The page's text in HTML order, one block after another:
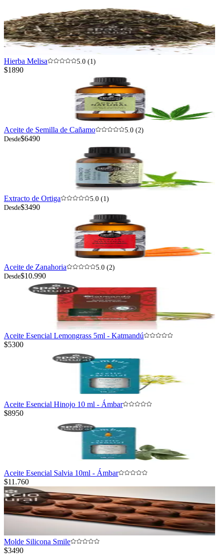
Hierba Melisa 5.0 (1)
$1890
Aceite de Semilla de Cañamo
5.0 (2)
Desde$6490
Extracto de Ortiga
5.0 (1)
Desde$3490
Aceite de Zanahoria
5.0 (2)
Desde$10.990
Aceite Esencial Lemongrass 5ml - Katmandú
$5300
Aceite Esencial Hinojo 10 ml - Ámbar
$8950
Aceite Esencial Salvia 10ml - Ámbar
$11.760
Molde Silicona Smile
$3490